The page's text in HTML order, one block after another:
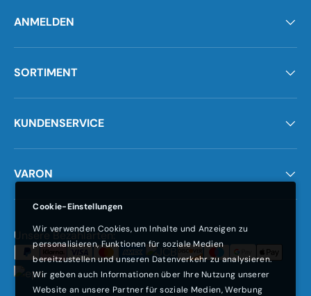
ANMELDEN
SORTIMENT
KUNDENSERVICE
VARON
Zahlungsmethoden
Unsere Bezahlarten:
Cookie-Einstellungen
Wir verwenden Cookies, um Inhalte und Anzeigen zu
personalisieren, Funktionen für soziale Medien
bereitzustellen und unseren Datenverkehr zu analysieren.
Wir geben auch Informationen über Ihre Nutzung unserer
Website an unsere Partner für soziale Medien, Werbung